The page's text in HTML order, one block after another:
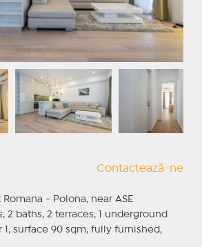
Contactează-ne
- Polona, near ASE
2 baths, 2 terraces, 1 underground
1, surface 90 sqm, fully furnished,